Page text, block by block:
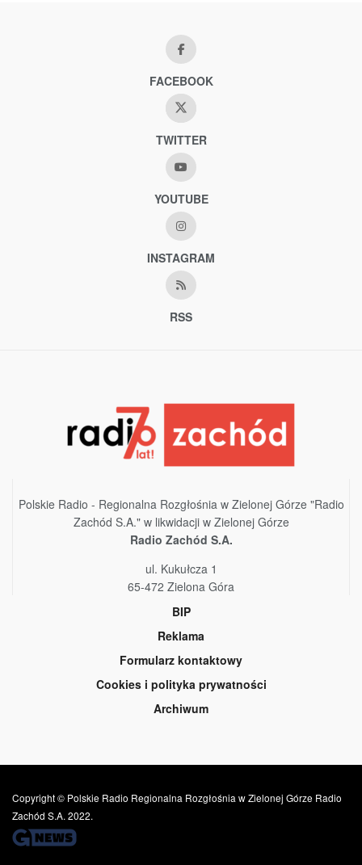
FACEBOOK
TWITTER
YOUTUBE
INSTAGRAM
RSS
Polskie Radio - Regionalna Rozgłośnia w Zielonej Górze "Radio
Zachód S.A." w likwidacji w Zielonej Górze
Radio Zachód S.A.
ul. Kukułcza 1
65-472 Zielona Góra
BIP
Reklama
Formularz kontaktowy
Cookies i polityka prywatności
Archiwum
Copyright © Polskie Radio Regionalna Rozgłośnia w Zielonej Górze Radio
Zachód S.A. 2022.